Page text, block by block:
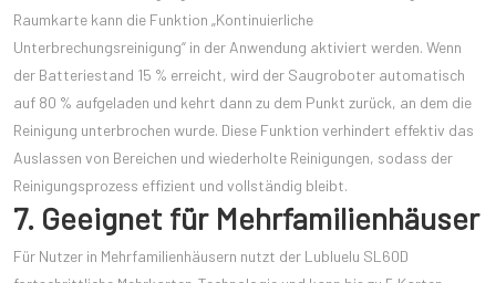
Raumkarte kann die Funktion „Kontinuierliche
Unterbrechungsreinigung“ in der Anwendung aktiviert werden. Wenn
der Batteriestand 15 % erreicht, wird der Saugroboter automatisch
auf 80 % aufgeladen und kehrt dann zu dem Punkt zurück, an dem die
Reinigung unterbrochen wurde. Diese Funktion verhindert effektiv das
Auslassen von Bereichen und wiederholte Reinigungen, sodass der
Reinigungsprozess effizient und vollständig bleibt.
7. Geeignet für Mehrfamilienhäuser
Für Nutzer in Mehrfamilienhäusern nutzt der Lubluelu SL60D